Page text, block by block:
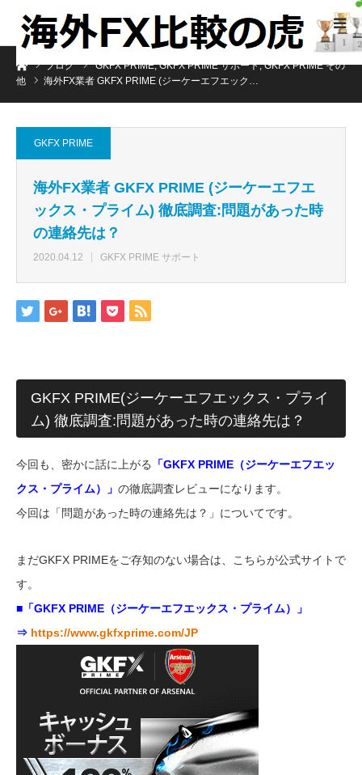
ホームブログ GKFX PRIME, GKFX PRIME サポート, GKFX PRIME その
他
海外FX業者 GKFX PRIME (ジーケーエフエック…
GKFX PRIME
海外FX業者 GKFX PRIME (ジーケーエフエ
ックス・プライム) 徹底調査:問題があった時
の連絡先は？
2020.04.12 GKFX PRIME サポート
GKFX PRIME(ジーケーエフエックス・プライ
ム) 徹底調査:問題があった時の連絡先は？
今回も、密かに話に上がる
「GKFX PRIME（ジーケーエフエッ
クス・プライム）」 の徹底調査レビューになります。
今回は「問題があった時の連絡先は？」についてです。
まだGKFX PRIMEをご存知のない場合は、こちらが公式サイトで
す。
■「GKFX PRIME（ジーケーエフエックス・プライム）」
⇒ https://www.gkfxprime.com/JP